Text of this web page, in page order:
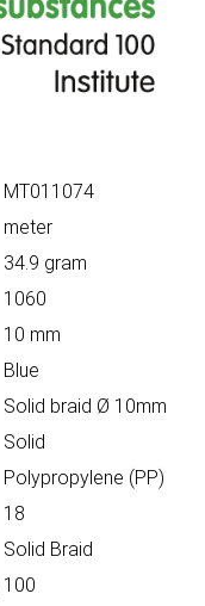
MT011074
meter
34.9 gram
1060
10 mm
Blue
Solid braid Ø 10mm
Solid
Polypropylene (PP)
18
Solid Braid
100